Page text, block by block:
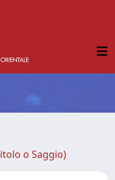
o Saggio)